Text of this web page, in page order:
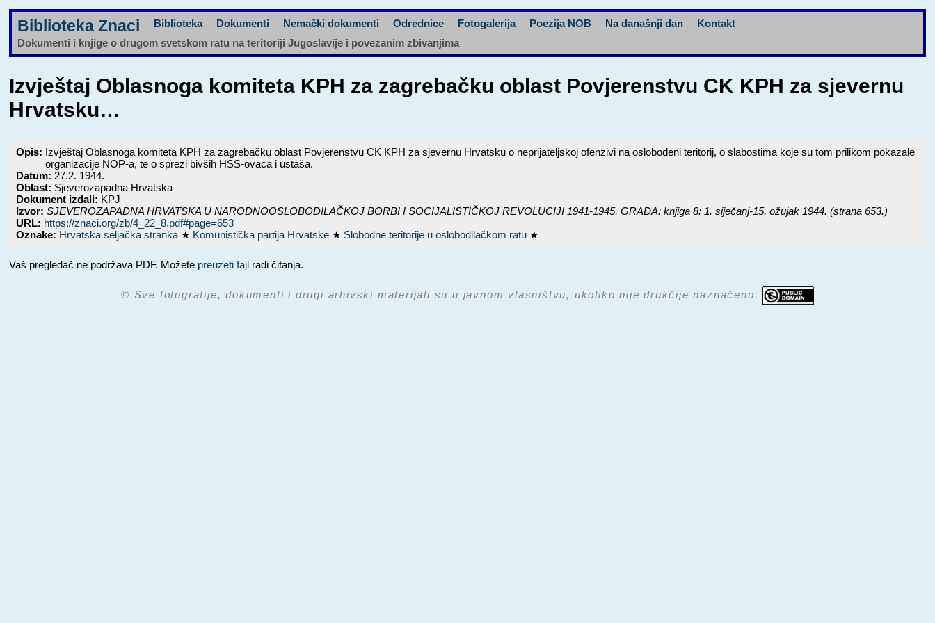
Biblioteka Znaci Biblioteka Dokumenti Nemački dokumenti Odrednice Fotogalerija Poezija NOB Na današnji dan
Kontakt
Dokumenti i knjige o drugom svetskom ratu na teritoriji Jugoslavije i povezanim zbivanjima
Izvještaj Oblasnoga komiteta KPH za zagrebačku oblast Povjerenstvu CK KPH za sjevernu
Hrvatsku…
Opis: Izvještaj Oblasnoga komiteta KPH za zagrebačku oblast Povjerenstvu CK KPH za sjevernu Hrvatsku o neprijateljskoj ofenzivi na oslobođeni teritorij, o slabostima koje su tom prilikom pokazale
organizacije NOP-a, te o sprezi bivših HSS-ovaca i ustaša.
Datum: 27.2. 1944.
Oblast: Sjeverozapadna Hrvatska
Dokument izdali: KPJ
Izvor: SJEVEROZAPADNA HRVATSKA U NARODNOOSLOBODILAČKOJ BORBI I SOCIJALISTIČKOJ REVOLUCIJI 1941-1945, GRAĐA: knjiga 8: 1. siječanj-15. ožujak 1944. (strana 653.)
URL: https://znaci.org/zb/4_22_8.pdf#page=653
Oznake: Hrvatska seljačka stranka ★ Komunistička partija Hrvatske ★ Slobodne teritorije u oslobodilačkom ratu ★
Vaš pregledač ne podržava PDF. Možete preuzeti fajl radi čitanja.
© Sve fotografije, dokumenti i drugi arhivski materijali su u javnom vlasništvu, ukoliko nije drukčije naznačeno.